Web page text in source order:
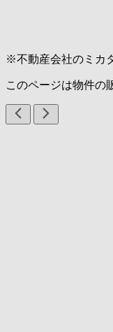
※不動産会社のミカ
このページは物件の